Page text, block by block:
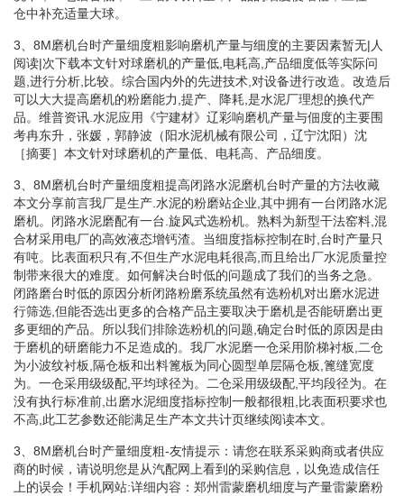
仓中补充适量大球。
3、8M磨机台时产量细度粗影响磨机产量与细度的主要因素暂无|人
阅读|次下载本文针对球磨机的产量低,电耗高,产品细度低等实际问
题,进行分析,比较。综合国内外的先进技术,对设备进行改造。改造后
可以大大提高磨机的粉磨能力,提产、降耗,是水泥厂理想的换代产
品。维普资讯.水泥应用《宁建材》辽彩响磨机产量与佃度的主要围
考冉东升，张媛，郭静波（阳水泥机械有限公司，辽宁沈阳）沈
［摘要］本文针对球磨机的产量低、电耗高、产品细度。
3、8M磨机台时产量细度粗提高闭路水泥磨机台时产量的方法收藏
本文分享前言我厂是生产.水泥的粉磨站企业,其中拥有一台闭路水泥
磨机。闭路水泥磨配有一台.旋风式选粉机。熟料为新型干法窑料,混
合材采用电厂的高效液态增钙渣。当细度指标控制在时,台时产量只
有吨。比表面积只有,不但生产水泥电耗很高,而且给出厂水泥质量控
制带来很大的难度。如何解决台时低的问题成了我们的当务之急。
闭路磨台时低的原因分析闭路粉磨系统虽然有选粉机对出磨水泥进
行筛选,但能否选出更多的合格产品主要取决于磨机是否能研磨出更
多更细的产品。所以我们排除选粉机的问题,确定台时低的原因是由
于磨机的研磨能力不足造成的。我厂水泥磨一仓采用阶梯衬板,二仓
为小波纹衬板,隔仓板和出料篦板为同心圆型单层隔仓板,篦缝宽度
为。一仓采用级级配,平均球径为。二仓采用级级配,平均段径为。在
没有执行标准前,出磨水泥细度指标控制一般都很粗,比表面积要求也
不高,此工艺参数还能满足生产本文共计页继续阅读本文。
3、8M磨机台时产量细度粗-友情提示：请您在联系采购商或者供应
商的时候，请说明您是从汽配网上看到的采购信息，以免造成信任
上的误会！手机网站:详细内容：郑州雷蒙磨机细度与产量雷蒙磨粉